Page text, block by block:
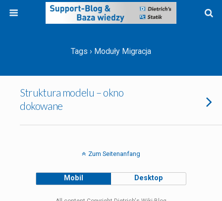
Tags › Moduły Migracja
Struktura modelu – okno
dokowane
Zum Seitenanfang
Mobil Desktop